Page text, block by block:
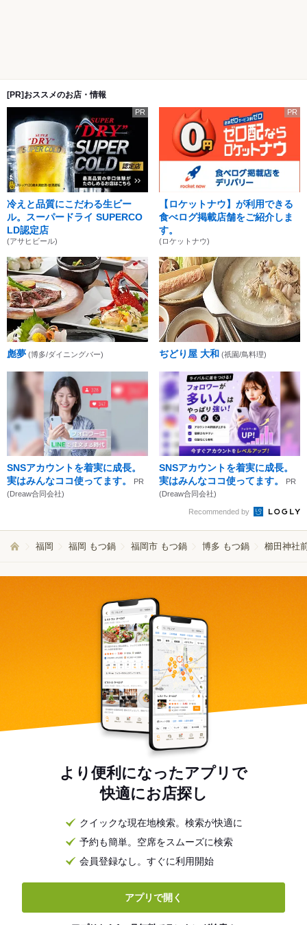
[PR]おススメのお店・情報
PR
冷えと品質にこだわる生ビー
ル。スーパードライ SUPERCO
LD認定店
(アサヒビール)
PR
【ロケットナウ】が利用できる
食べログ掲載店舗をご紹介しま
す。
(ロケットナウ)
彪夢 (博多/ダイニングバー) ぢどり屋 大和 (祇園/鳥料理)
SNSアカウントを着実に成長。
実はみんなココ使ってます。
PR
(Dreaw合同会社)
SNSアカウントを着実に成長。
実はみんなココ使ってます。
PR
(Dreaw合同会社)
Recommended by
福岡 福岡 もつ鍋 福岡市 もつ鍋 博多 もつ鍋 櫛田神社
より便利になったアプリで
快適にお店探し
クイックな現在地検索。検索が快適に
予約も簡単。空席をスムーズに検索
会員登録なし。すぐに利用開始
アプリで開く